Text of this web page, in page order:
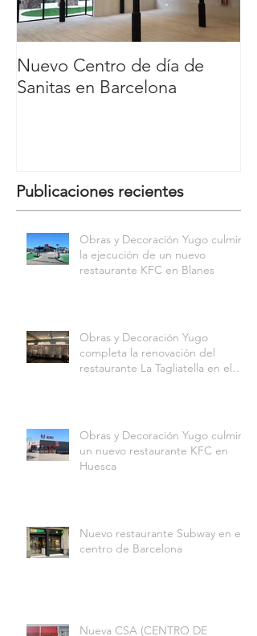
Nuevo Centro de día de
Sanitas en Barcelona
Publicaciones recientes
Obras y Decoración Yugo culmina
la ejecución de un nuevo
restaurante KFC en Blanes
Obras y Decoración Yugo
completa la renovación del
restaurante La Tagliatella en el
Obras y Decoración Yugo culmina
un nuevo restaurante KFC en
Huesca
Nuevo restaurante Subway en el
centro de Barcelona
Nueva CSA (CENTRO DE